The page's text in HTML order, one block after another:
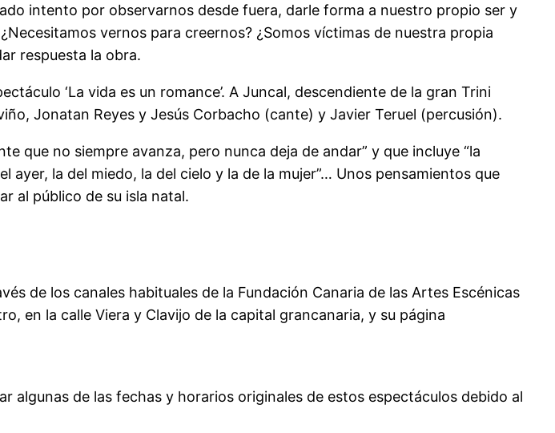
intento por observarnos desde fuera, darle forma a nuestro propio ser y
vernos para creernos? ¿Somos víctimas de nuestra propia
respuesta la obra.
‘La vida es un romance’. A Juncal, descendiente de la gran Trini
Jonatan Reyes y Jesús Corbacho (cante) y Javier Teruel (percusión).
que no siempre avanza, pero nunca deja de andar” y que incluye “la
la del miedo, la del cielo y la de la mujer”… Unos pensamientos que
al público de su isla natal.
de los canales habituales de la Fundación Canaria de las Artes Escénicas
en la calle Viera y Clavijo de la capital grancanaria, y su página
algunas de las fechas y horarios originales de estos espectáculos debido al